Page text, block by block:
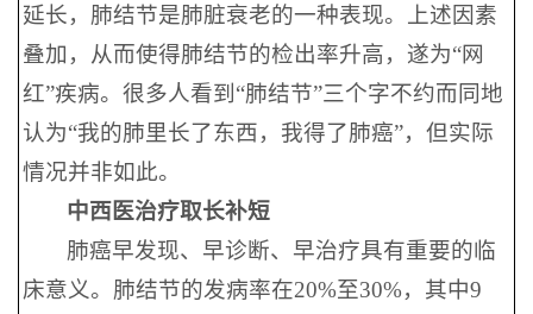
延长，肺结节是肺脏衰老的一种表现。上述因素
叠加，从而使得肺结节的检出率升高，遂为“网
红”疾病。很多人看到“肺结节”三个字不约而同地
认为“我的肺里长了东西，我得了肺癌”，但实际
情况并非如此。
中西医治疗取长补短
肺癌早发现、早诊断、早治疗具有重要的临
床意义。肺结节的发病率在20%至30%，其中9